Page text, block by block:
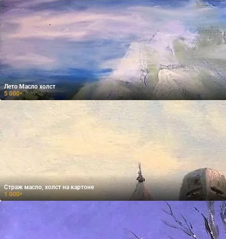
Лето Масло холст
5 000₽
Страж масло, холст на картоне
1 000₽